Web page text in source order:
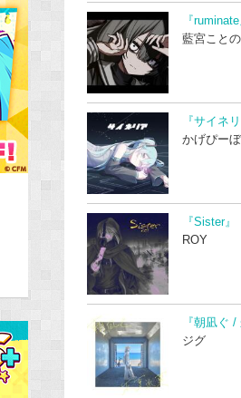
『ruminate
藍宮ことの
『サイネリ
かげぴー
『Sister』
ROY
『朝凪ぐ /
ジグ